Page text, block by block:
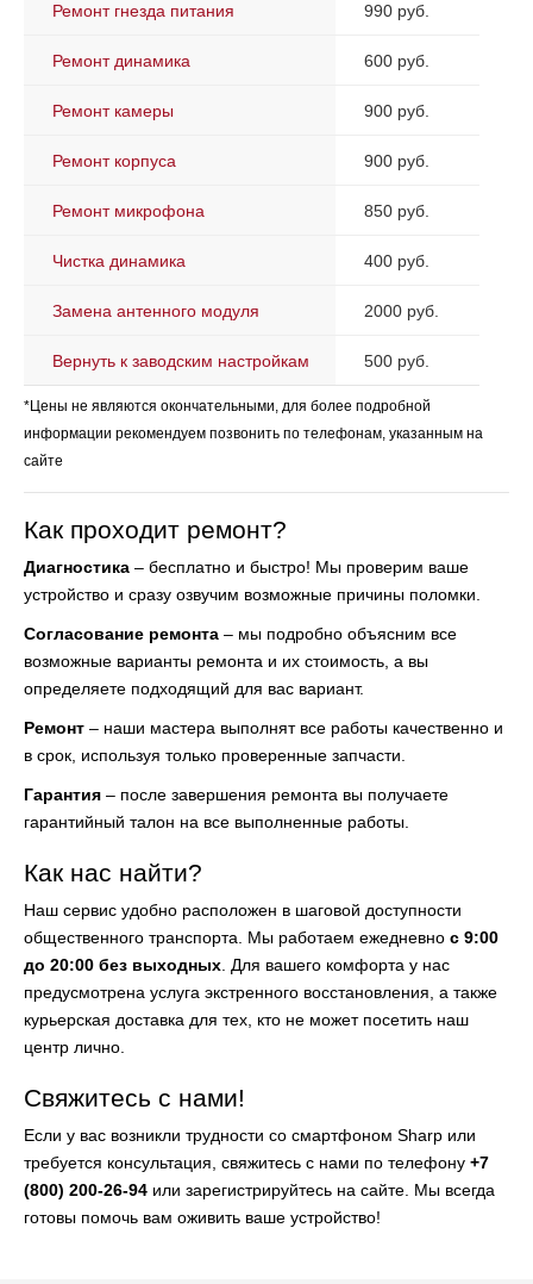
Ремонт гнезда питания 990 руб.
Ремонт динамика 600 руб.
Ремонт камеры 900 руб.
Ремонт корпуса 900 руб.
Ремонт микрофона 850 руб.
Чистка динамика 400 руб.
Замена антенного модуля 2000 руб.
Вернуть к заводским настройкам 500 руб.
*Цены не являются окончательными, для более подробной
информации рекомендуем позвонить по телефонам, указанным на
сайте
Как проходит ремонт?
Диагностика – бесплатно и быстро! Мы проверим ваше
устройство и сразу озвучим возможные причины поломки.
Согласование ремонта – мы подробно объясним все
возможные варианты ремонта и их стоимость, а вы
определяете подходящий для вас вариант.
Ремонт – наши мастера выполнят все работы качественно и
в срок, используя только проверенные запчасти.
Гарантия – после завершения ремонта вы получаете
гарантийный талон на все выполненные работы.
Как нас найти?
Наш сервис удобно расположен в шаговой доступности
общественного транспорта. Мы работаем ежедневно с 9:00
до 20:00 без выходных . Для вашего комфорта у нас
предусмотрена услуга экстренного восстановления, а также
курьерская доставка для тех, кто не может посетить наш
центр лично.
Свяжитесь с нами!
Если у вас возникли трудности со смартфоном Sharp или
требуется консультация, свяжитесь с нами по телефону +7
(800) 200-26-94 или зарегистрируйтесь на сайте. Мы всегда
готовы помочь вам оживить ваше устройство!